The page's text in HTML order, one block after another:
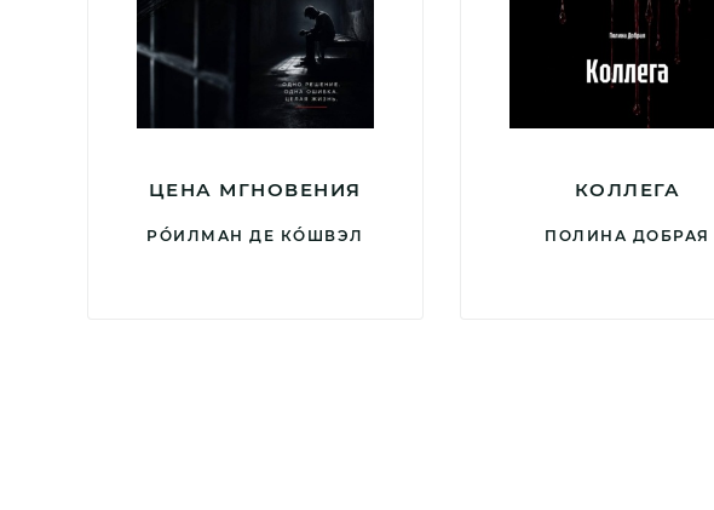
ЦЕНА МГНОВЕНИЯ
РÓИЛМАН ДЕ КÓШВЭЛ
КОЛЛЕГА
ПОЛИНА ДОБРАЯ